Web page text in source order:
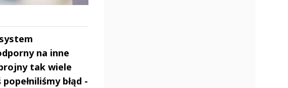
na inne
tak wiele
błąd -